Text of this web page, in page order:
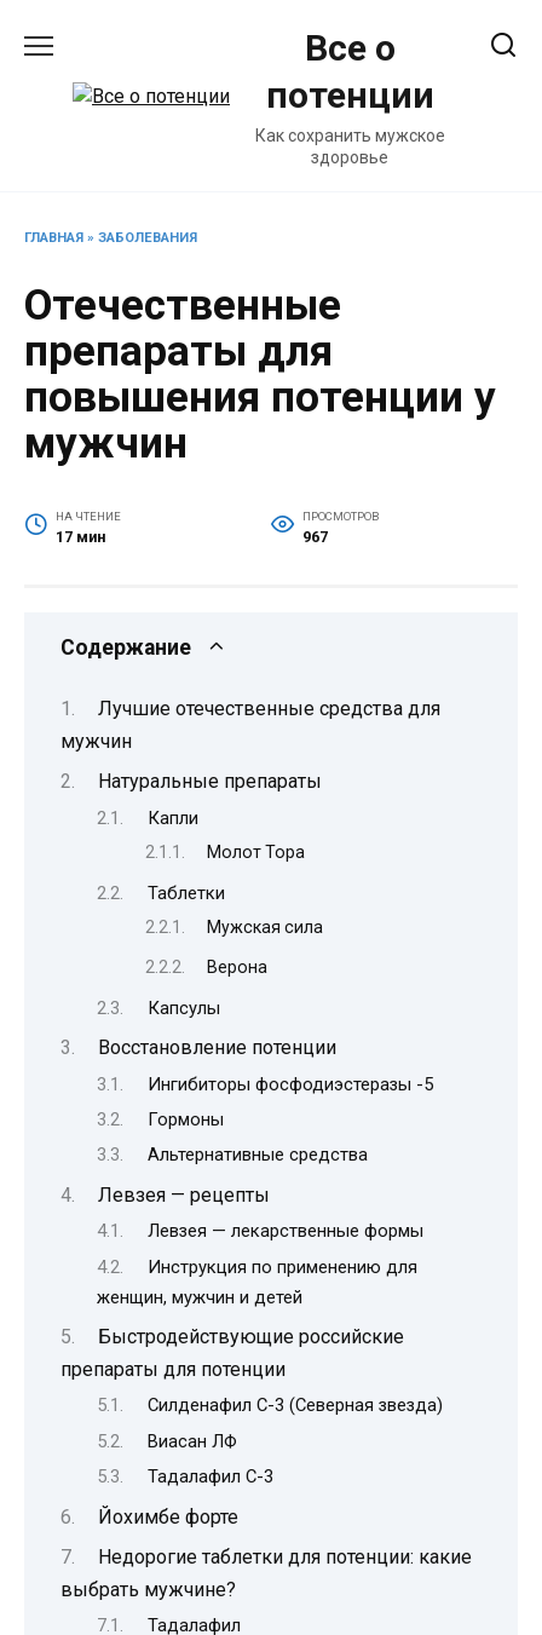
Все о
потенции
Как сохранить мужское
здоровье
ГЛАВНАЯ » ЗАБОЛЕВАНИЯ
Отечественные
препараты для
повышения потенции у
мужчин
НА ЧТЕНИЕ
17 мин
ПРОСМОТРОВ
967
Содержание
Лучшие отечественные средства для
мужчин
Натуральные препараты
Капли
Молот Тора
Таблетки
Мужская сила
Верона
Капсулы
Восстановление потенции
Ингибиторы фосфодиэстеразы -5
Гормоны
Альтернативные средства
Левзея — рецепты
Левзея — лекарственные формы
Инструкция по применению для
женщин, мужчин и детей
Быстродействующие российские
препараты для потенции
Силденафил С-3 (Северная звезда)
Виасан ЛФ
Тадалафил С-3
Йохимбе форте
Недорогие таблетки для потенции: какие
выбрать мужчине?
Тадалафил